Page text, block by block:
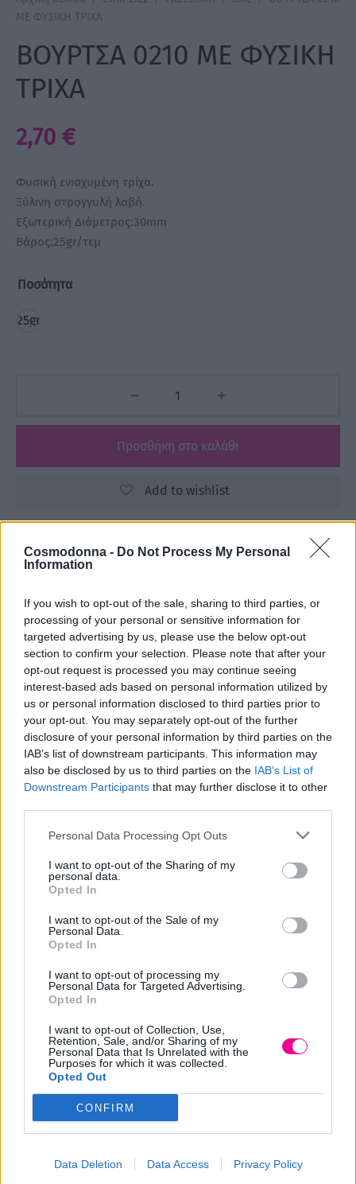
Cosmodonna - Do Not Process My Personal
Information
If you wish to opt-out of the sale, sharing to third parties, or
processing of your personal or sensitive information for
targeted advertising by us, please use the below opt-out
section to confirm your selection. Please note that after your
opt-out request is processed you may continue seeing
interest-based ads based on personal information utilized by
us or personal information disclosed to third parties prior to
your opt-out. You may separately opt-out of the further
disclosure of your personal information by third parties on the
IAB’s list of downstream participants. This information may
also be disclosed by us to third parties on the IAB’s List of
Downstream Participants that may further disclose it to other
Personal Data Processing Opt Outs
I want to opt-out of the Sharing of my
personal data.
Opted In
I want to opt-out of the Sale of my
Personal Data.
Opted In
I want to opt-out of processing my
Personal Data for Targeted Advertising.
Opted In
I want to opt-out of Collection, Use,
Retention, Sale, and/or Sharing of my
Personal Data that Is Unrelated with the
Purposes for which it was collected.
Opted Out
CONFIRM
Data Deletion Data Access Privacy Policy
ΜΕ ΦΥΣΙΚΗ ΤΡΙΧΑ
ΒΟΥΡΤΣΑ 0210 ΜΕ ΦΥΣΙΚΗ
ΤΡΙΧΑ
2,70 €
Φυσική ενισχυμένη τρίχα.
Ξύλινη στρογγυλή λαβή.
Εξωτερική Διάμετρος:30mm
Βάρος:25gr/τεμ
Ποσότητα
25gr
Προσθήκη στο καλάθι
Add to wishlist
Κωδικός προϊόντος: Μ/Δ
Κατηγορίες: 3ME
Share
Περιγραφή
Επιπλέον πληροφορίες
Περιγραφή:
Φυσική ενισχυμένη τρίχα.
Ξύλινη στρογγυλή λαβή.
Βάρος:25gr/τεμ
Σχετικά προϊόντα